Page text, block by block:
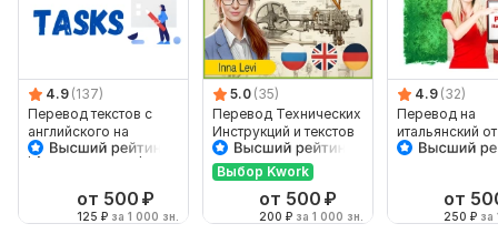
4.9 (137)
Перевод текстов с
английского на
русский и наоборот
от 500 ₽
125 ₽ за 1 000 зн.
5.0 (35)
Перевод Технических
Инструкций и текстов
с Английского на
Русский
Выбор Kwork
от 500 ₽
200 ₽ за 1 000 зн.
4.9 (32)
Перевод на
итальянский от
носителя
от
250 ₽ за